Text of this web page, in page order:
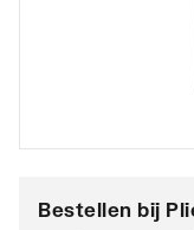
Bestellen bij